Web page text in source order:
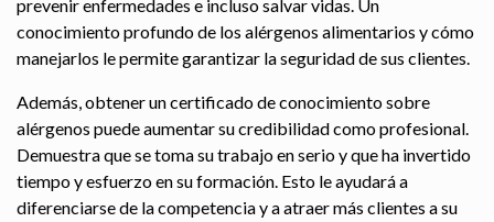
prevenir enfermedades e incluso salvar vidas. Un
conocimiento profundo de los alérgenos alimentarios y cómo
manejarlos le permite garantizar la seguridad de sus clientes.
Además, obtener un certificado de conocimiento sobre
alérgenos puede aumentar su credibilidad como profesional.
Demuestra que se toma su trabajo en serio y que ha invertido
tiempo y esfuerzo en su formación. Esto le ayudará a
diferenciarse de la competencia y a atraer más clientes a su